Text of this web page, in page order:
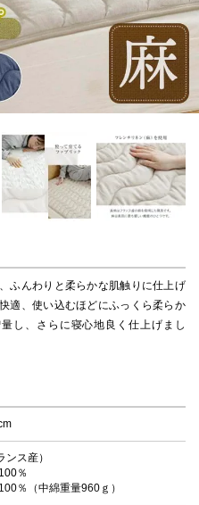
ふんわりと柔らかな肌触りに仕上げ
適、使い込むほどにふっくら柔らか
し、さらに寝心地良く仕上げまし
ス産）
％
％（中綿重量960ｇ）